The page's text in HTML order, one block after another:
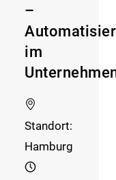
–
im
Standort:
Hamburg